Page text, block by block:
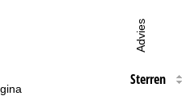
Advies
Sterren